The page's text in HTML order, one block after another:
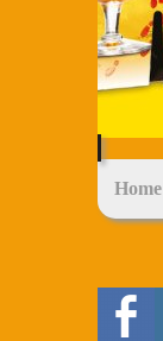
Home